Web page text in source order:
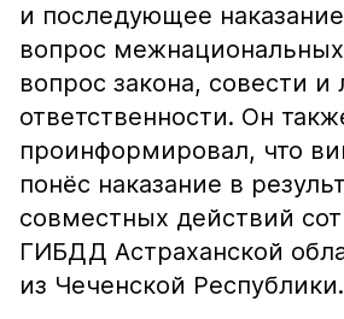
и последующее
вопрос
вопрос закона, совести и
ответственности. Он
проинформировал, что
понёс наказание в
совместных действий
ГИБДД Астраханской
из Чеченской Республики.